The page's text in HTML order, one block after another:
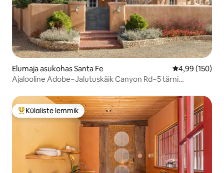
Elumaja asukohas Santa Fe Keskmine
4,99 (150)
Ajalooline Adobe~Jalutuskäik Canyon Rd~5 tärni
Külaliste suur lemmik
Külaliste lemmik